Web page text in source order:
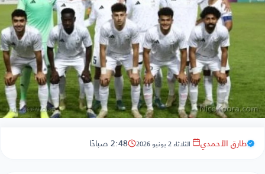
طارق الأحمدي الثلاثاء 2 يونيو 2026 2:48 صباحًا